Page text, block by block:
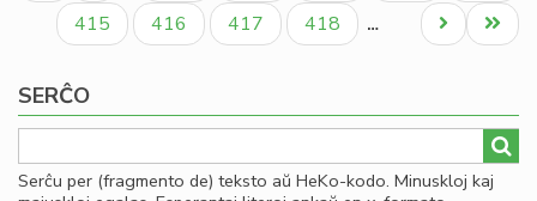
paĝo paĝo
paĝo
Paĝo
415 Paĝo
416 Paĝo
417 Paĝo
418 …
Last
page
Next
page
SERĈO
Serĉu per (fragmento de) teksto aŭ HeKo-kodo. Minuskloj kaj